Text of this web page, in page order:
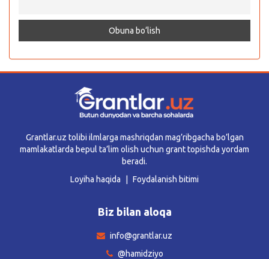
Grantlar.uz tolibi ilmlarga mashriqdan mag’ribgacha bo’lgan
mamlakatlarda bepul ta’lim olish uchun grant topishda yordam
beradi.
Loyiha haqida
Foydalanish bitimi
Biz bilan aloqa
info@grantlar.uz
@hamidziyo